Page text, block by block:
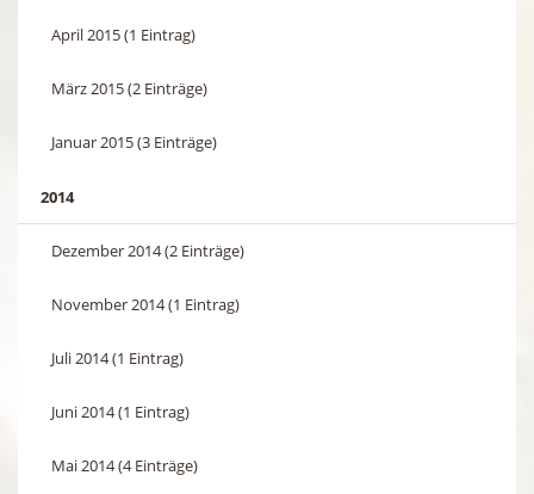
April 2015 (1 Eintrag)
März 2015 (2 Einträge)
Januar 2015 (3 Einträge)
2014
Dezember 2014 (2 Einträge)
November 2014 (1 Eintrag)
Juli 2014 (1 Eintrag)
Juni 2014 (1 Eintrag)
Mai 2014 (4 Einträge)